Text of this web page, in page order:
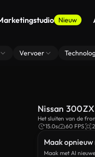
Nieuw
Vervoer
Maak opnieuw
Maak met AI
Nissan
Het sluiten van de
buiten in de regen.
15.0s 60 FPS